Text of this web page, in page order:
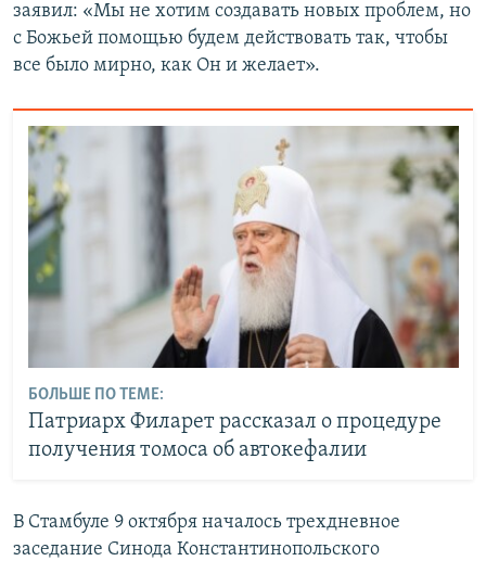
заявил: «Мы не хотим создавать новых проблем, но
с Божьей помощью будем действовать так, чтобы
все было мирно, как Он и желает».
БОЛЬШЕ ПО ТЕМЕ:
Патриарх Филарет рассказал о процедуре
получения томоса об автокефалии
В Стамбуле 9 октября началось трехдневное
заседание Синода Константинопольского